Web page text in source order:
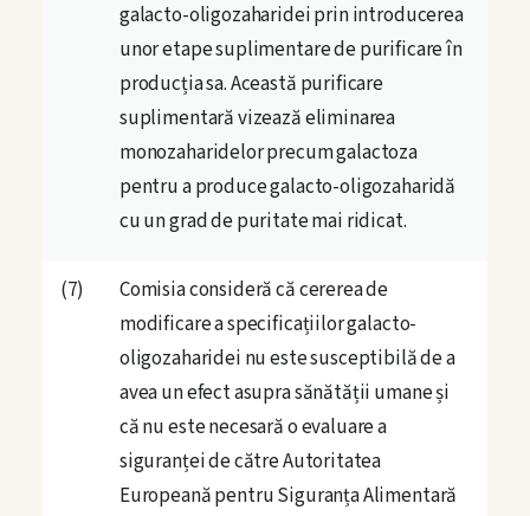
Comunitate
Comunitatea Codex
Centrul de pregătire link
Planuri de acces
ASISTENȚĂ MEMBRI
+40 755 621 579
galacto-oligozaharidei prin introducerea
unor etape suplimentare de purificare în
producția sa. Această purificare
suplimentară vizează eliminarea
monozaharidelor precum galactoza
pentru a produce galacto-oligozaharidă
cu un grad de puritate mai ridicat.
(7)
Comisia consideră că cererea de
modificare a specificațiilor galacto-
oligozaharidei nu este susceptibilă de a
avea un efect asupra sănătății umane și
că nu este necesară o evaluare a
siguranței de către Autoritatea
Europeană pentru Siguranța Alimentară